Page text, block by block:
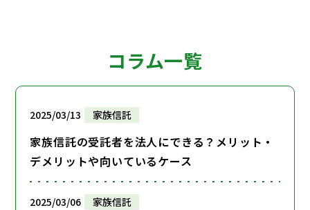
コラム一覧
2025/03/13 家族信託
家族信託の受託者を法人にできる？メリット・
デメリットや向いているケース
2025/03/06 家族信託